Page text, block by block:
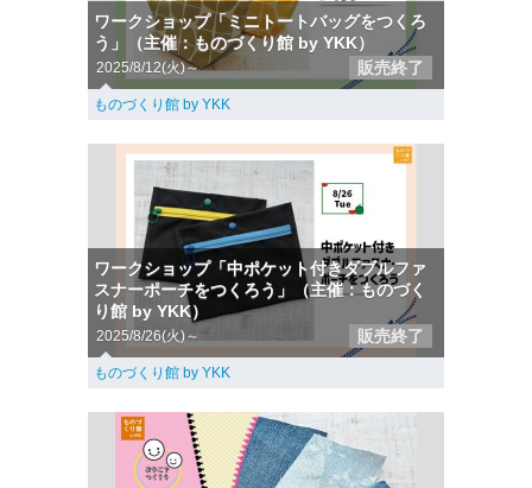
ワークショップ「ミニトートバッグをつくろ
う」（主催：ものづくり館 by YKK）
2025/8/12(火)～ 販売終了
ものづくり館 by YKK
ワークショップ「中ポケット付きダブルファ
スナーポーチをつくろう」（主催：ものづく
り館 by YKK）
2025/8/26(火)～ 販売終了
ものづくり館 by YKK